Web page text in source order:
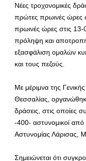
Νέες τροχονομικές
πρώτες πρωινές ώρες
πρωινές ώρες στις
πρόληψη και
εξασφάλιση ομαλών
και τους πεζούς.
Με μέριμνα της
Θεσσαλίας,
δράσεις, στις οποίες
-400- αστυνομικοί
Αστυνομίας Λάρισας,
Σημειώνεται ότι